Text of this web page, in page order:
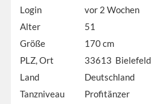
Login
vor 2 Wochen
Alter
51
Größe
170 cm
PLZ, Ort
33613 Bielefeld
Land
Deutschland
Tanzniveau
Profitänzer